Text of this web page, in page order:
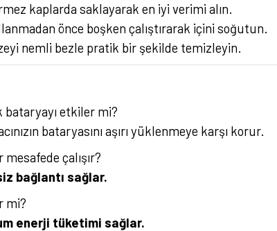
kaplarda saklayarak en iyi verimi alın.
önce boşken çalıştırarak içini soğutun.
nemli bezle pratik bir şekilde temizleyin.
bataryayı etkiler mi?
bataryasını aşırı yüklenmeye karşı korur.
çalışır?
bağlantı sağlar.
mi?
enerji tüketimi sağlar.